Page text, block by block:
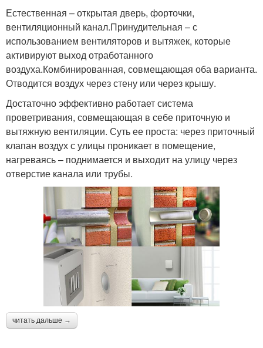
Естественная – открытая дверь, форточки,
вентиляционный канал.Принудительная – с
использованием вентиляторов и вытяжек, которые
активируют выход отработанного
воздуха.Комбинированная, совмещающая оба варианта.
Отводится воздух через стену или через крышу.
Достаточно эффективно работает система
проветривания, совмещающая в себе приточную и
вытяжную вентиляции. Суть ее проста: через приточный
клапан воздух с улицы проникает в помещение,
нагреваясь – поднимается и выходит на улицу через
отверстие канала или трубы.
читать дальше →